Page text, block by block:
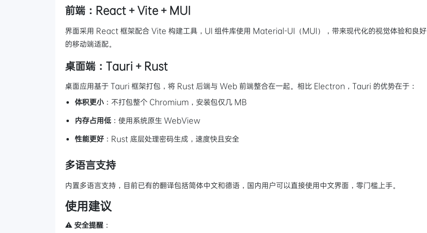
前端：React + Vite + MUI
界面采用 React 框架配合 Vite 构建工具，UI 组件库使用 Material-UI（MUI），带来现代化的视觉体验和良好
的移动端适配。
桌面端：Tauri + Rust
桌面应用基于 Tauri 框架打包，将 Rust 后端与 Web 前端整合在一起。相比 Electron，Tauri 的优势在于：
体积更小 ：不打包整个 Chromium，安装包仅几 MB
内存占用低 ：使用系统原生 WebView
性能更好 ：Rust 底层处理密码生成，速度快且安全
多语言支持
内置多语言支持，目前已有的翻译包括简体中文和德语，国内用户可以直接使用中文界面，零门槛上手。
使用建议
⚠️ 安全提醒 ：